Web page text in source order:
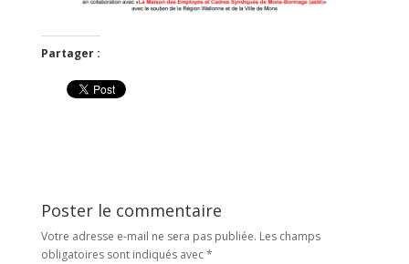
Partager :
Poster le commentaire
Votre adresse e-mail ne sera pas publiée. Les champs
obligatoires sont indiqués avec*